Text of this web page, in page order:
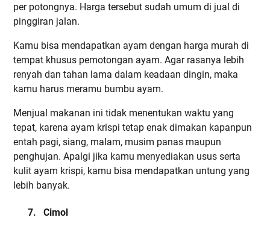
per potongnya. Harga tersebut sudah umum di jual di
pinggiran jalan.
Kamu bisa mendapatkan ayam dengan harga murah di
tempat khusus pemotongan ayam. Agar rasanya lebih
renyah dan tahan lama dalam keadaan dingin, maka
kamu harus meramu bumbu ayam.
Menjual makanan ini tidak menentukan waktu yang
tepat, karena ayam krispi tetap enak dimakan kapanpun
entah pagi, siang, malam, musim panas maupun
penghujan. Apalgi jika kamu menyediakan usus serta
kulit ayam krispi, kamu bisa mendapatkan untung yang
lebih banyak.
7. Cimol